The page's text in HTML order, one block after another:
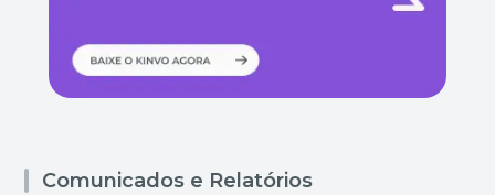
Comunicados e Relatórios